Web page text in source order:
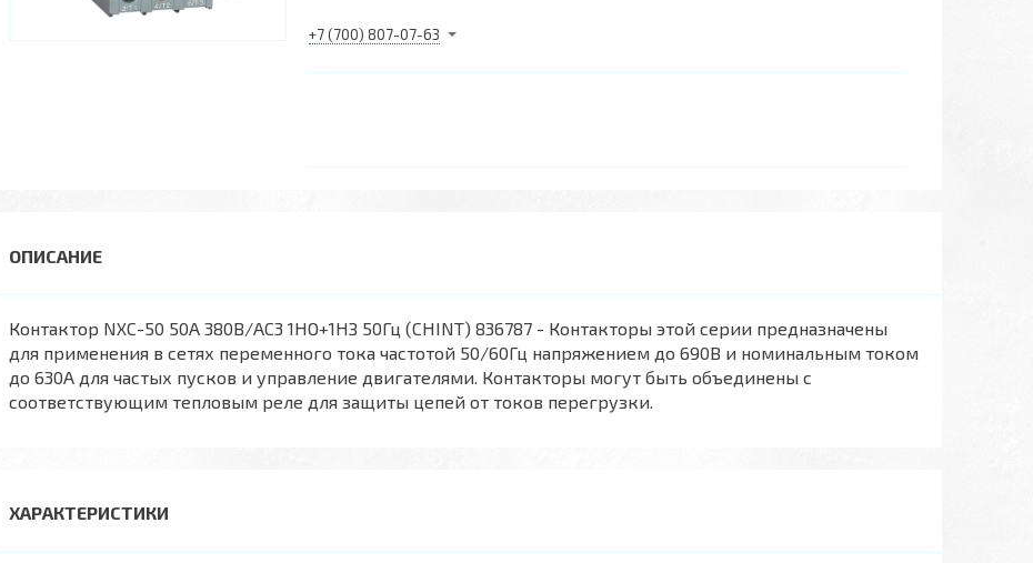
+7 (700) 807-07-63
Контактор NXC-50 50A 380В/АС3 1НО+1НЗ 50Гц (CHINT) 836787 - Контакторы этой серии предназначены
для применения в сетях переменного тока частотой 50/60Гц напряжением до 690В и номинальным током
до 630А для частых пусков и управление двигателями. Контакторы могут быть объединены с
соответствующим тепловым реле для защиты цепей от токов перегрузки.
ХАРАКТЕРИСТИКИ